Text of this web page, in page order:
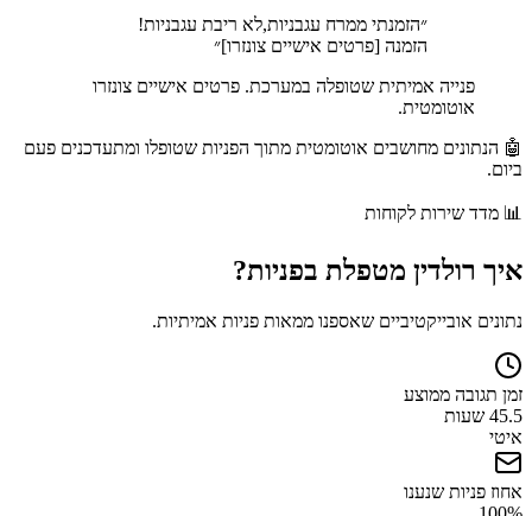
״הזמנתי ממרח עגבניות,לא ריבת עגבניות!
הזמנה [פרטים אישיים צונזרו]״
פנייה אמיתית שטופלה במערכת. פרטים אישיים צונזרו
אוטומטית.
🤖 הנתונים מחושבים אוטומטית מתוך הפניות שטופלו ומתעדכנים פעם
ביום.
📊 מדד שירות לקוחות
איך רולדין מטפלת בפניות?
נתונים אובייקטיביים שאספנו ממאות פניות אמיתיות.
זמן תגובה ממוצע
45.5 שעות
איטי
אחוז פניות שנענו